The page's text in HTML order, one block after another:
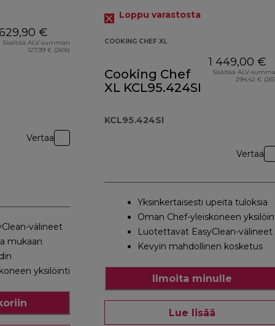
€
Sisältää ALV-summan
127,99 € (26%)
Vertaa
välineet
mukaan
yksilöinti
Loppu varastosta
COOKING CHEF XL
Cooking Chef
XL KCL95.424SI
KCL95.424SI
1 449,00 €
Sisältää ALV-
294,42 €
Vertaa
Yksinkertaisesti upeita tuloksia
Oman Chef-yleiskoneen
Luotettavat EasyClean-välineet
Kevyin mahdollinen kosketus
Ilmoita minulle
Lue lisää